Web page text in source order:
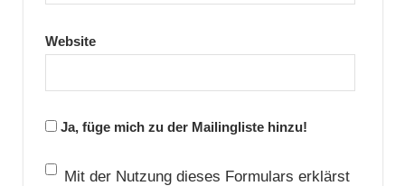
Website
Ja, füge mich zu der Mailingliste hinzu!
Mit der Nutzung dieses Formulars erklärst